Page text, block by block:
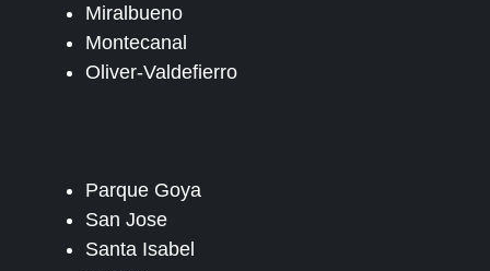
Miralbueno
Montecanal
Oliver-Valdefierro
Parque Goya
San Jose
Santa Isabel